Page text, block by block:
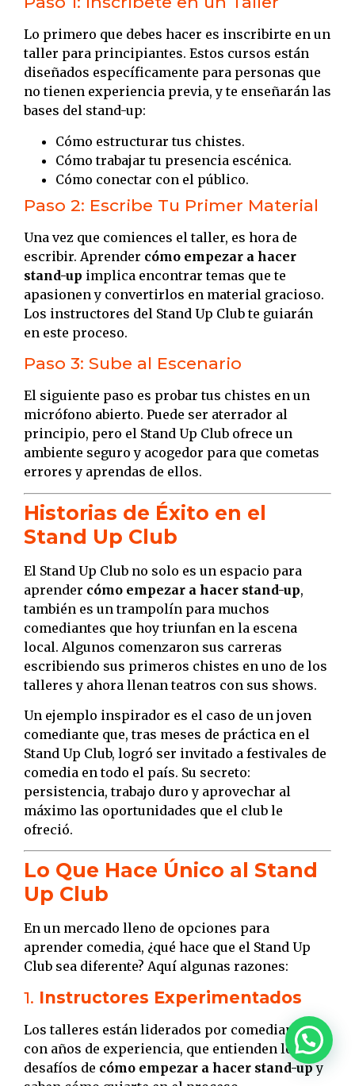
Lo primero que debes hacer es inscribirte en un
taller para principiantes. Estos cursos están
diseñados específicamente para personas que
no tienen experiencia previa, y te enseñarán las
bases del stand-up:
Cómo estructurar tus chistes.
Cómo trabajar tu presencia escénica.
Cómo conectar con el público.
Paso 2: Escribe Tu Primer Material
Una vez que comiences el taller, es hora de
escribir. Aprender cómo empezar a hacer
stand-up implica encontrar temas que te
apasionen y convertirlos en material gracioso.
Los instructores del Stand Up Club te guiarán
en este proceso.
Paso 3: Sube al Escenario
El siguiente paso es probar tus chistes en un
micrófono abierto. Puede ser aterrador al
principio, pero el Stand Up Club ofrece un
ambiente seguro y acogedor para que cometas
errores y aprendas de ellos.
Historias de Éxito en el
Stand Up Club
El Stand Up Club no solo es un espacio para
aprender cómo empezar a hacer stand-up,
también es un trampolín para muchos
comediantes que hoy triunfan en la escena
local. Algunos comenzaron sus carreras
escribiendo sus primeros chistes en uno de los
talleres y ahora llenan teatros con sus shows.
Un ejemplo inspirador es el caso de un joven
comediante que, tras meses de práctica en el
Stand Up Club, logró ser invitado a festivales de
comedia en todo el país. Su secreto:
persistencia, trabajo duro y aprovechar al
máximo las oportunidades que el club le
ofreció.
Lo Que Hace Único al Stand
Up Club
En un mercado lleno de opciones para
aprender comedia, ¿qué hace que el Stand Up
Club sea diferente? Aquí algunas razones:
1. Instructores Experimentados
Los talleres están liderados por comediantes
con años de experiencia, que entienden los
desafíos de cómo empezar a hacer stand-upy